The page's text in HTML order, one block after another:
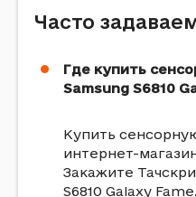
Часто
Где купить
Samsung S6810
Купить
интернет-
Закажите
S6810 Galaxy